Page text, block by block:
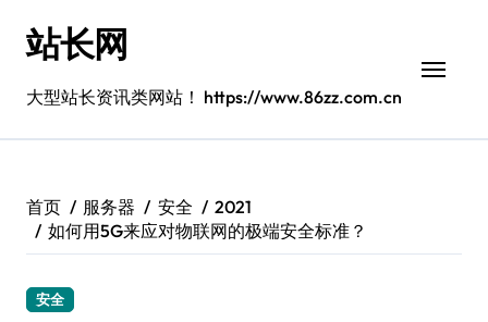
站长网
大型站长资讯类网站！ https://www.86zz.com.cn
首页 服务器 安全
2021
如何用5G来应对物联网的极端安全标准？
安全